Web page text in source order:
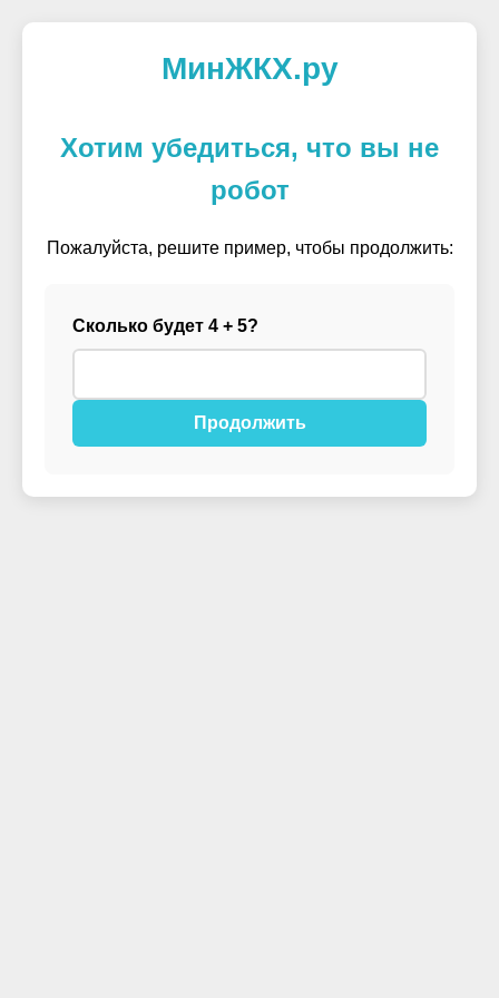
МинЖКХ.ру
Хотим убедиться, что вы не
робот
Пожалуйста, решите пример, чтобы продолжить:
Сколько будет 4 + 5?
Продолжить